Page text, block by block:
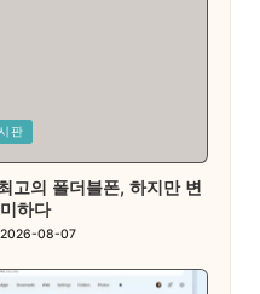
판
고의 폴더블폰, 하지만 변
하다
2026-08-07